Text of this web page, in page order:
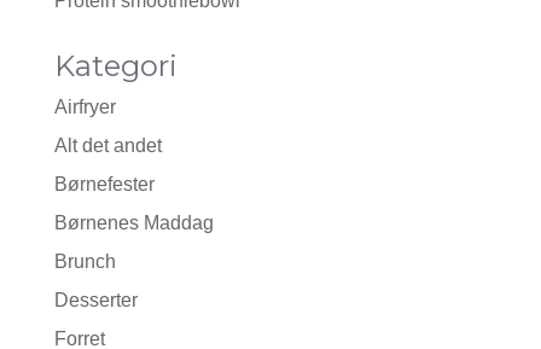
Kategori
Airfryer
Alt det andet
Børnefester
Børnenes Maddag
Brunch
Desserter
Forret